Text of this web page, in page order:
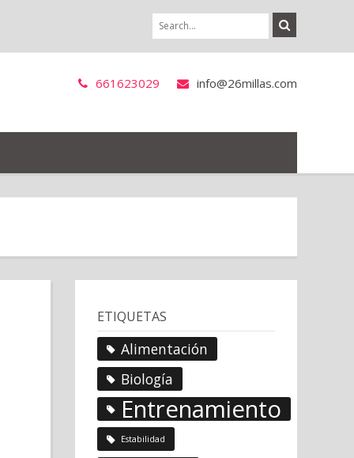
661623029 info@26millas.com
ETIQUETAS
Alimentación
Biología
Entrenamiento
Estabilidad